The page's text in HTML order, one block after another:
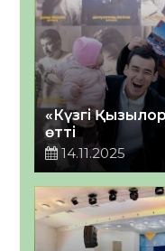
«Күзгі
өтті
14.11.2025